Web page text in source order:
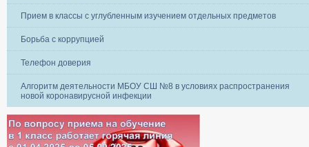
Прием в классы с углубленным изучением отдельных предметов
Борьба с коррупцией
Телефон доверия
Алгоритм деятельности МБОУ СШ №8 в условиях распространения
новой коронавирусной инфекции